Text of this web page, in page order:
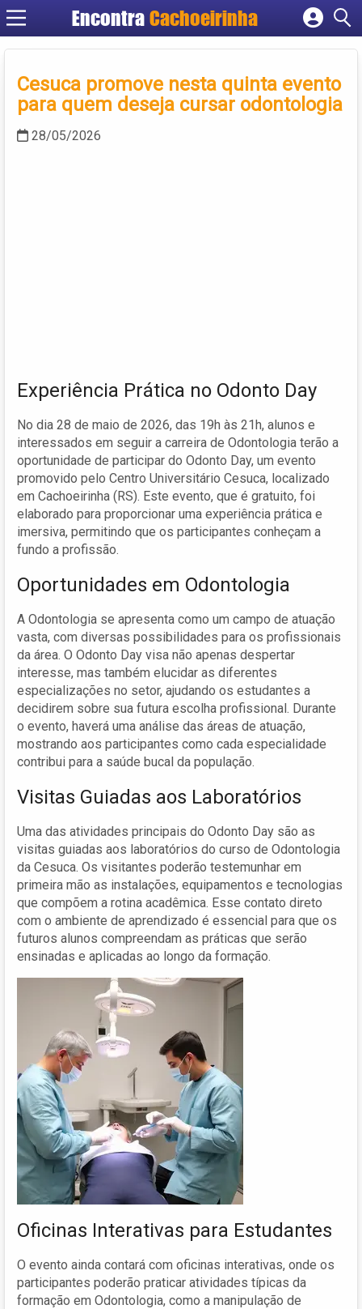
Encontra Cachoeirinha
Cadastrar empresa
Criar conta
Cesuca promove nesta quinta evento
para quem deseja cursar odontologia
28/05/2026
Experiência Prática no Odonto Day
No dia 28 de maio de 2026, das 19h às 21h, alunos e
interessados em seguir a carreira de Odontologia terão a
oportunidade de participar do Odonto Day, um evento
promovido pelo Centro Universitário Cesuca, localizado
em Cachoeirinha (RS). Este evento, que é gratuito, foi
elaborado para proporcionar uma experiência prática e
imersiva, permitindo que os participantes conheçam a
fundo a profissão.
Oportunidades em Odontologia
A Odontologia se apresenta como um campo de atuação
vasta, com diversas possibilidades para os profissionais
da área. O Odonto Day visa não apenas despertar
interesse, mas também elucidar as diferentes
especializações no setor, ajudando os estudantes a
decidirem sobre sua futura escolha profissional. Durante
o evento, haverá uma análise das áreas de atuação,
mostrando aos participantes como cada especialidade
contribui para a saúde bucal da população.
Visitas Guiadas aos Laboratórios
Uma das atividades principais do Odonto Day são as
visitas guiadas aos laboratórios do curso de Odontologia
da Cesuca. Os visitantes poderão testemunhar em
primeira mão as instalações, equipamentos e tecnologias
que compõem a rotina acadêmica. Esse contato direto
com o ambiente de aprendizado é essencial para que os
futuros alunos compreendam as práticas que serão
ensinadas e aplicadas ao longo da formação.
Oficinas Interativas para Estudantes
O evento ainda contará com oficinas interativas, onde os
participantes poderão praticar atividades típicas da
formação em Odontologia, como a manipulação de